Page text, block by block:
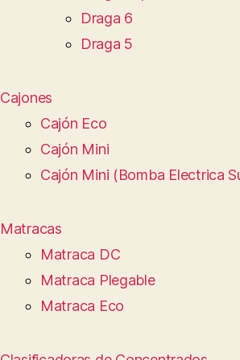
Draga 6
Draga 5
Cajones
Cajón Eco
Cajón Mini
Cajón Mini (Bomba Electrica
Matracas
Matraca DC
Matraca Plegable
Matraca Eco